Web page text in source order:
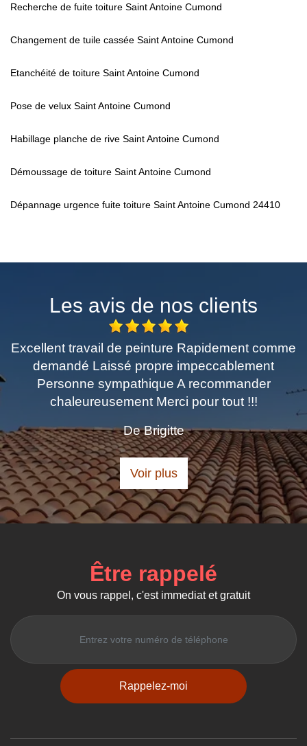
Recherche de fuite toiture Saint Antoine Cumond
Changement de tuile cassée Saint Antoine Cumond
Etanchéité de toiture Saint Antoine Cumond
Pose de velux Saint Antoine Cumond
Habillage planche de rive Saint Antoine Cumond
Démoussage de toiture Saint Antoine Cumond
Dépannage urgence fuite toiture Saint Antoine Cumond 24410
Les avis de nos clients
Excellent travail de peinture Rapidement comme
demandé Laissé propre impeccablement
Personne sympathique A recommander
chaleureusement Merci pour tout !!!
De Brigitte
Voir plus
Être rappelé
On vous rappel, c'est immediat et gratuit